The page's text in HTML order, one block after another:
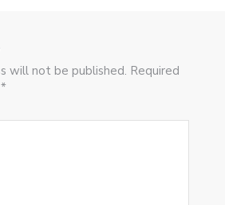
will not be published. Required